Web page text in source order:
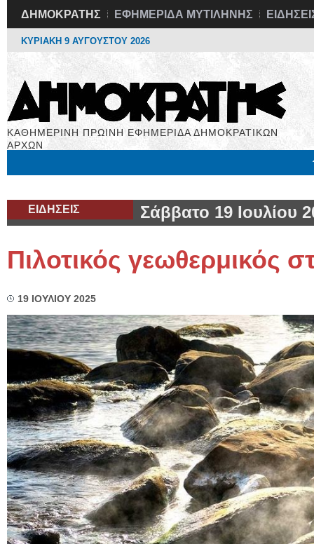
ΔΗΜΟΚΡΑΤΗΣ ΕΦΗΜΕΡΙΔΑ ΜΥΤΙΛΗΝΗΣ
ΚΥΡΙΑΚΗ 9 ΑΥΓΟΥΣΤΟΥ 2026
ΚΑΘΗΜΕΡΙΝΗ ΠΡΩΙΝΗ ΕΦΗΜΕΡΙΔΑ ΔΗΜΟΚΡΑΤΙΚΩΝ
ΑΡΧΩΝ
ΕΙΔΗΣΕΙΣ Σάββατο 19 Ιουλίου
Πιλοτικός γεωθερμικός
19 ΙΟΥΛΙΟΥ 2025